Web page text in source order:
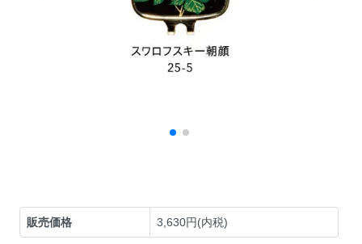
販売価格 3,630円(内税)